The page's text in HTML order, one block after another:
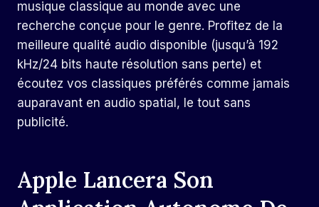
musique classique au monde avec une
recherche conçue pour le genre. Profitez de la
meilleure qualité audio disponible (jusqu’à 192
kHz/24 bits haute résolution sans perte) et
écoutez vos classiques préférés comme jamais
auparavant en audio spatial, le tout sans
publicité.
Apple Lancera Son